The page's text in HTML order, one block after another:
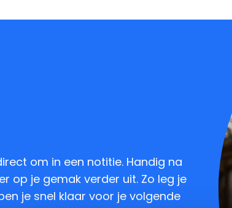
om in een notitie. Handig na
op je gemak verder uit. Zo leg je
je snel klaar voor je volgende